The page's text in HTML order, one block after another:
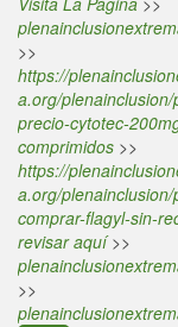
>>
https://
a.org/plenainclusion/
precio-cytotec-
comprimidos >>
https://
a.org/plenainclusion/
comprar-flagyl-sin-
revisar aquí>>
>>